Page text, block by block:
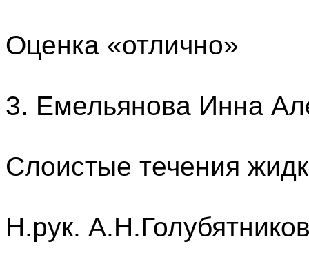
Оценка «отлично»
3. Емельянова Инна
Слоистые течения
Н.рук.